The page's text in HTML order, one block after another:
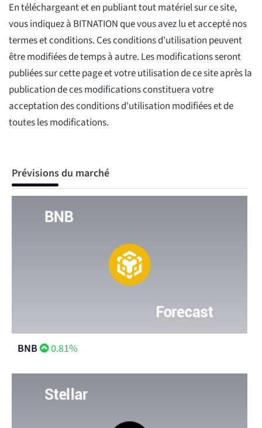
En téléchargeant et en publiant tout matériel sur ce site,
vous indiquez à BITNATION que vous avez lu et accepté nos
termes et conditions. Ces conditions d'utilisation peuvent
être modifiées de temps à autre. Les modifications seront
publiées sur cette page et votre utilisation de ce site après la
publication de ces modifications constituera votre
acceptation des conditions d'utilisation modifiées et de
toutes les modifications.
Prévisions du marché
BNB 0.81%